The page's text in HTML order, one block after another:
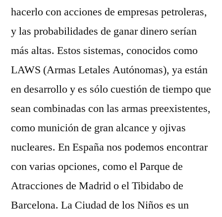
hacerlo con acciones de empresas petroleras,
y las probabilidades de ganar dinero serían
más altas. Estos sistemas, conocidos como
LAWS (Armas Letales Autónomas), ya están
en desarrollo y es sólo cuestión de tiempo que
sean combinadas con las armas preexistentes,
como munición de gran alcance y ojivas
nucleares. En España nos podemos encontrar
con varias opciones, como el Parque de
Atracciones de Madrid o el Tibidabo de
Barcelona. La Ciudad de los Niños es un